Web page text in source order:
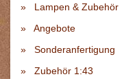
Lampen & Zubehör
Angebote
Sonderanfertigung
Zubehör 1:43